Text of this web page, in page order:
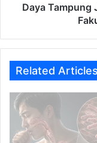
hinggaDaya Tampung
Related Articles